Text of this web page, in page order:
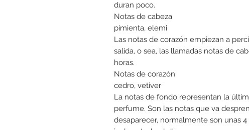
duran poco.
Notas de cabeza
pimienta, elemi
Las notas de corazón empiezan a
salida, o sea, las llamadas notas de
horas.
Notas de corazón
cedro, vetiver
La notas de fondo representan la
perfume. Son las notas que va
desaparecer, normalmente son unas